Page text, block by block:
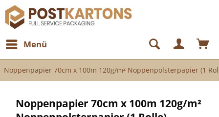
Menü
Noppenpapier 70cm x 100m 120g/m² Noppenpolsterpapier (1
Noppenpapier 70cm x 100m 120g/m²